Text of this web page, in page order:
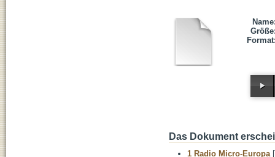
Das Dokument
1 Radio Micro-Europa